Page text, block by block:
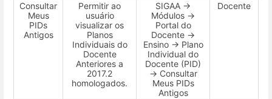
Consultar
Meus
PIDs
Antigos
Permitir ao
usuário
visualizar os
Planos
Individuais do
Docente
Anteriores a
2017.2
homologados.
SIGAA →
Módulos →
Portal do
Docente →
Ensino → Plano
Individual do
Docente (PID)
→ Consultar
Meus PIDs
Antigos
Docente